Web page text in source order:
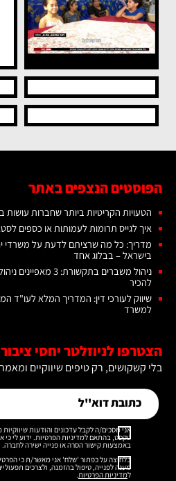
הצטרפו לניוזלטר יחסי
בלי קשקושים, רק טיפים שיווקיים
אני מסכים/ה לקבל עדכונים והודעות
טקסט, בהתאם למדיניות הפרטיות. ידוע לי כי
באמצעות קישור הסרה או פנייה ישירה לחברה.
בלחיצה על כפתור 'שלח' אני מאשר/ת כי
מענה לפנייה, טיפול בהזמנה, ולצרכים
למדיניות הפרטיות.
הפוסטים הנצפים באתר
הטעויות הקריטיות ביותר שחברות
איך לגייס תרומות לעמותות או כספים
מדריך: כל מה שרציתם לדעת על משרדי
בישראל – בבלוג אחד
ניהול משברים
להכיר
שיווק לעורכי דין: המדריך המלא לעו"ד
למשרד